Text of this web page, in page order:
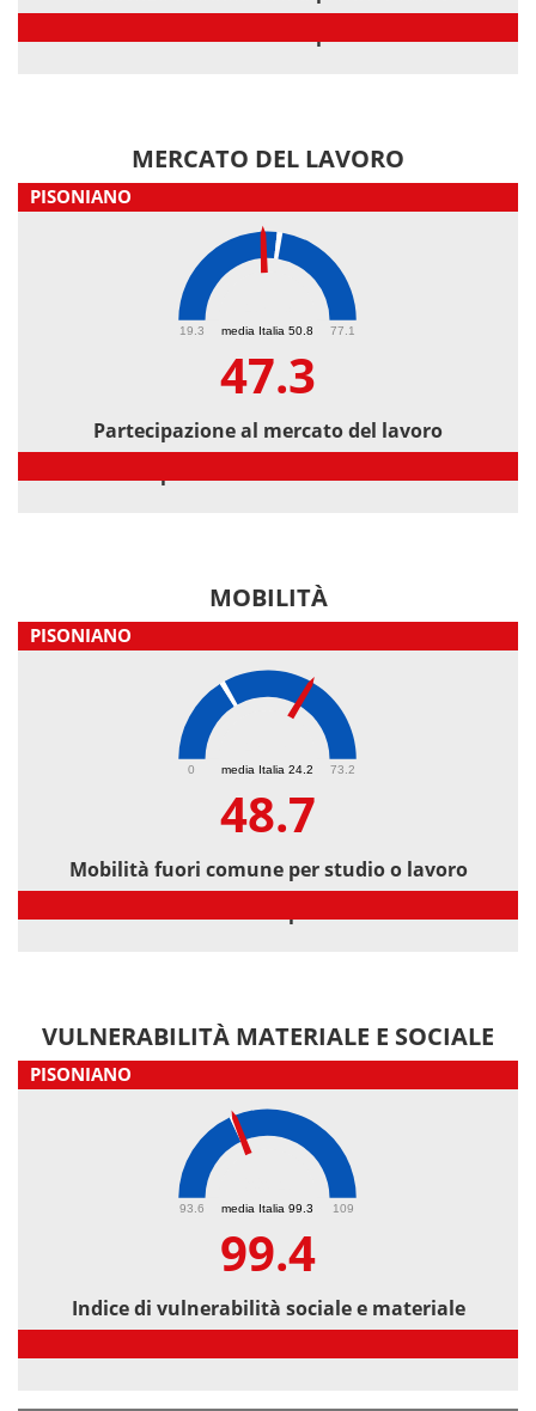
MERCATO DEL LAVORO
PISONIANO
media Italia 50.8
19.3 77.1
47.3
Partecipazione al mercato del lavoro
MOBILITÀ
PISONIANO
media Italia 24.2
0 73.2
48.7
Mobilità fuori comune per studio o lavoro
VULNERABILITÀ MATERIALE E SOCIALE
PISONIANO
media Italia 99.3
93.6 109
99.4
Indice di vulnerabilità sociale e materiale